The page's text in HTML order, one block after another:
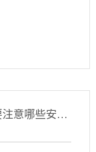
铁矿粉的开采和加工过程中需要注意哪些安全问题？